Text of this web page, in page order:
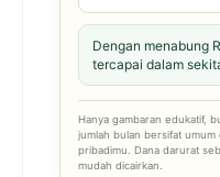
Dengan menabung
tercapai dalam
Hanya gambaran edukatif,
jumlah bulan bersifat
pribadimu. Dana darurat
mudah dicairkan.